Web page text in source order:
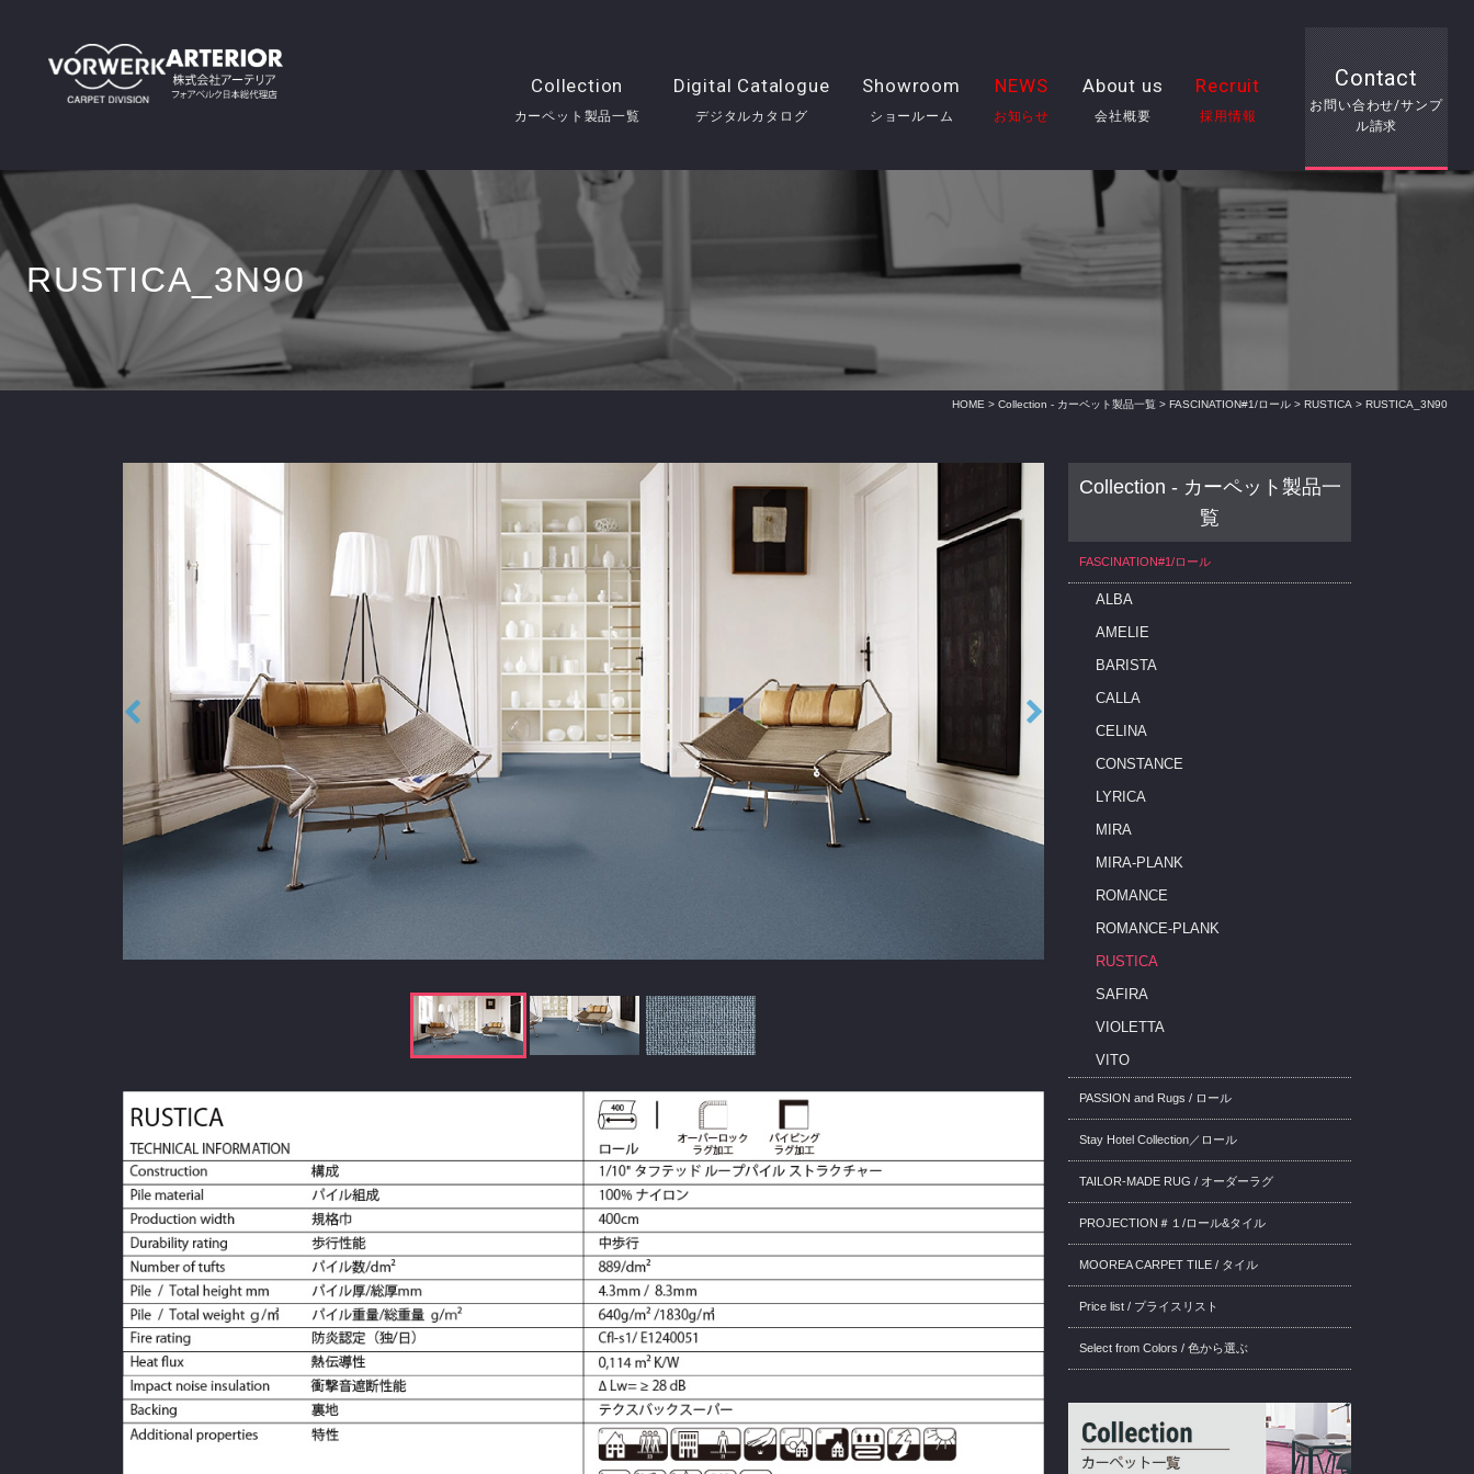
Contact
お問い合わせ/サンプ
ル請求
Collection
カーペット製品一覧
Digital Catalogue
デジタルカタログ
Showroom
ショールーム
NEWS
お知らせ
About us
会社概要
Recruit
採用情報
RUSTICA_3N90
HOME > Collection - カーペット製品一覧 > FASCINATION#1/ロール > RUSTICA > RUSTICA_3N90
Collection - カーペット製品一
覧
FASCINATION#1/ロール
ALBA
AMELIE
BARISTA
CALLA
CELINA
CONSTANCE
LYRICA
MIRA
MIRA-PLANK
ROMANCE
ROMANCE-PLANK
RUSTICA
SAFIRA
VIOLETTA
VITO
PASSION and Rugs / ロール
Stay Hotel Collection／ロール
TAILOR-MADE RUG / オーダーラグ
PROJECTION＃１/ロール&タイル
MOOREA CARPET TILE / タイル
Price list / プライスリスト
Select from Colors / 色から選ぶ